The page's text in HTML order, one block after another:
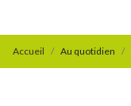
Accueil Au quotidien